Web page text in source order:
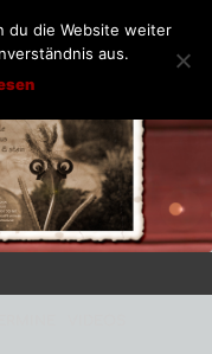
du die Website weiter
aus.